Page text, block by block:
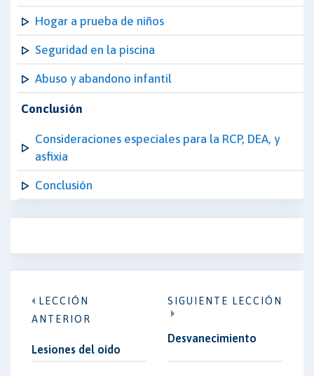
Hogar a prueba de niños
Seguridad en la piscina
Abuso y abandono infantil
Conclusión
Consideraciones especiales para la RCP, DEA, y
asfixia
Conclusión
LECCIÓN
ANTERIOR
Lesiones del oído
SIGUIENTE LECCIÓN
Desvanecimiento